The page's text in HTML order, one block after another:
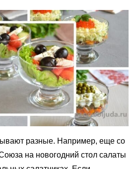
разные. Например, еще со
на новогодний стол салаты